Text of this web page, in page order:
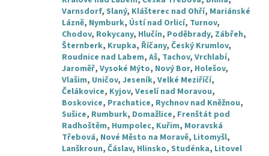
Varnsdorf, Slaný, Klášterec nad Ohří, Mariánské
Lázně, Nymburk, Ústí nad Orlicí, Turnov,
Chodov, Rokycany, Hlučín, Poděbrady, Zábřeh,
Šternberk, Krupka, Říčany, Český Krumlov,
Roudnice nad Labem, Aš, Tachov, Vrchlabí,
Jaroměř, Vysoké Mýto, Nový Bor, Holešov,
Vlašim, Uničov, Jeseník, Velké Meziříčí,
Čelákovice, Kyjov, Veselí nad Moravou,
Boskovice, Prachatice, Rychnov nad Kněžnou,
Sušice, Rumburk, Domažlice, Frenštát pod
Radhoštěm, Humpolec, Kuřim, Moravská
Třebová, Nové Město na Moravě, Litomyšl,
Lanškroun, Čáslav, Hlinsko, Studénka, Litovel